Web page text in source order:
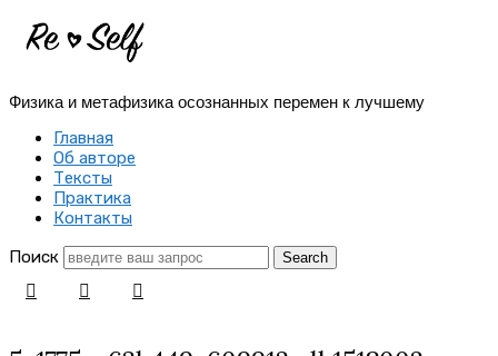
Re-
|
Создай
себя
заново
Физика и метафизика осознанных перемен к лучшему
Главная
Об авторе
Тексты
Практика
Контакты
Поиск